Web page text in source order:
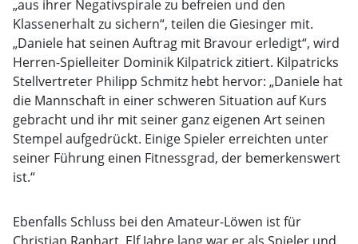
„aus ihrer Negativspirale zu befreien und den
Klassenerhalt zu sichern“, teilen die Giesinger mit.
„Daniele hat seinen Auftrag mit Bravour erledigt“, wird
Herren-Spielleiter Dominik Kilpatrick zitiert. Kilpatricks
Stellvertreter Philipp Schmitz hebt hervor: „Daniele hat
die Mannschaft in einer schweren Situation auf Kurs
gebracht und ihr mit seiner ganz eigenen Art seinen
Stempel aufgedrückt. Einige Spieler erreichten unter
seiner Führung einen Fitnessgrad, der bemerkenswert
ist.“
Ebenfalls Schluss bei den Amateur-Löwen ist für